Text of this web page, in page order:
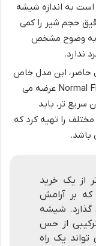
است به اندازه شیشه
حجم شیر را کمی
به وضوح مشخص
ندارد.
حاضر، این مدل خاص
(۱۵۰ میلی لیتر) معمولاً با سرشیشه Normal Flow عرضه می
سریع تر، باید
را تهیه کرد که
باشد.
از یک خرید
بر آرامش
گذارد. شیشه
از حس
یک راه